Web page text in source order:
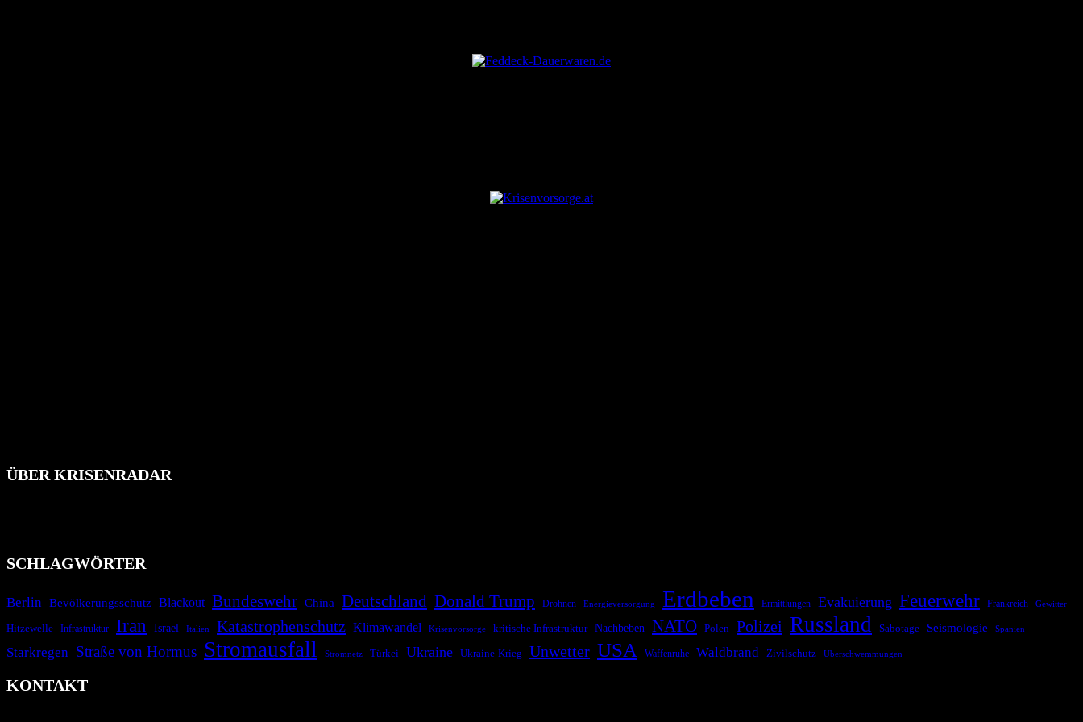
ÜBER KRISENRADAR
SCHLAGWÖRTER
Berlin Bevölkerungsschutz Blackout Bundeswehr China Deutschland Donald Trump Drohnen Energieversorgung Erdbeben Ermittlungen Evakuierung Feuerwehr Frankreich Gewitter
Hitzewelle Infrastruktur Iran Israel Italien Katastrophenschutz Klimawandel Krisenvorsorge kritische Infrastruktur Nachbeben NATO Polen Polizei Russland Sabotage Seismologie Spanien
Starkregen Straße von Hormus Stromausfall Stromnetz Türkei Ukraine Ukraine-Krieg Unwetter USA Waffenruhe Waldbrand Zivilschutz Überschwemmungen
KONTAKT